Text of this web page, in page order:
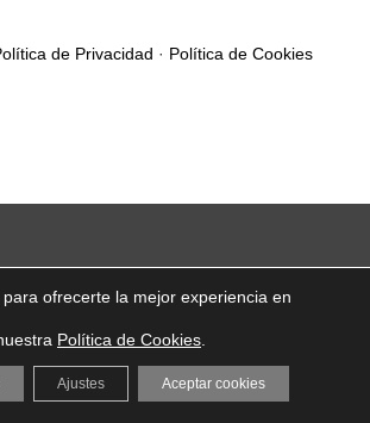
de Privacidad · Política de Cookies
ofrecerte la mejor experiencia en
Política de Cookies
Aceptar cookies
Ajustes